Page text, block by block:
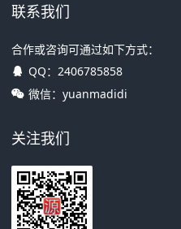
联系我们
合作或咨询可通过如下方式：
QQ： 2406785858
微信：yuanmadidi
关注我们